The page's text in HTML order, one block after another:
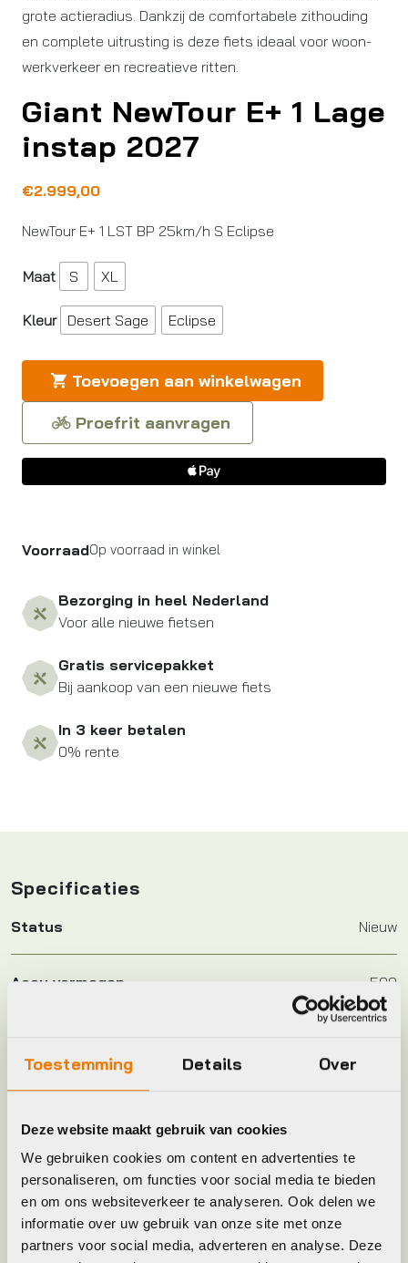
Toestemming Details Over
Deze website maakt gebruik van cookies
We gebruiken cookies om content en advertenties te
personaliseren, om functies voor social media te bieden
en om ons websiteverkeer te analyseren. Ook delen we
informatie over uw gebruik van onze site met onze
partners voor social media, adverteren en analyse. Deze
grote actieradius. Dankzij de comfortabele zithouding
en complete uitrusting is deze fiets ideaal voor woon-
werkverkeer en recreatieve ritten.
Giant NewTour E+ 1 Lage
instap 2027
€2.999,00
NewTour E+ 1 LST BP 25km/h S Eclipse
Maat S XL
Kleur Desert Sage Eclipse
Toevoegen aan winkelwagen
Proefrit aanvragen
VoorraadOp voorraad in winkel
Bezorging in heel Nederland
Voor alle nieuwe fietsen
Gratis servicepakket
Bij aankoop van een nieuwe fiets
In 3 keer betalen
0% rente
Specificaties
Status Nieuw
Accu vermogen 500
Accu ampere uur
Accu locatie
Accu oplaadbaar in fiets